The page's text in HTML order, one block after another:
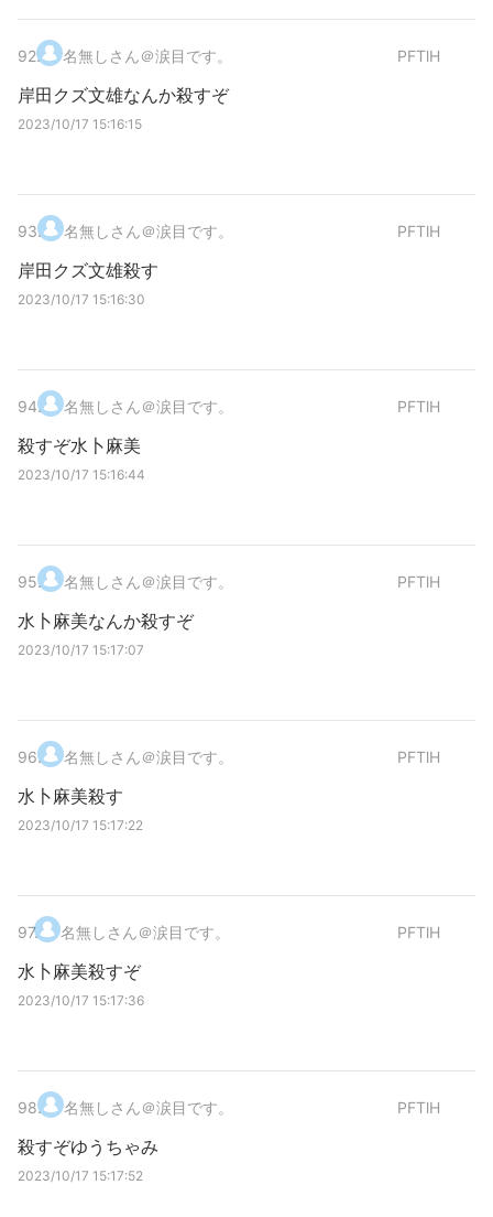
92. 名無しさん＠涙目です。 PFTlH
岸田クズ文雄なんか殺すぞ
2023/10/17 15:16:15
93. 名無しさん＠涙目です。 PFTlH
岸田クズ文雄殺す
2023/10/17 15:16:30
94. 名無しさん＠涙目です。 PFTlH
殺すぞ水卜麻美
2023/10/17 15:16:44
95. 名無しさん＠涙目です。 PFTlH
水卜麻美なんか殺すぞ
2023/10/17 15:17:07
96. 名無しさん＠涙目です。 PFTlH
水卜麻美殺す
2023/10/17 15:17:22
97. 名無しさん＠涙目です。 PFTlH
水卜麻美殺すぞ
2023/10/17 15:17:36
98. 名無しさん＠涙目です。 PFTlH
殺すぞゆうちゃみ
2023/10/17 15:17:52